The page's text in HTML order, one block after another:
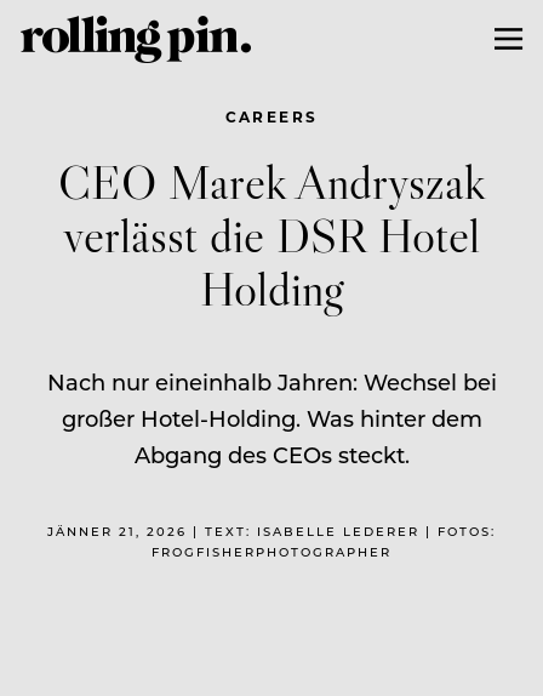
CAREERS
CEO Marek Andryszak
verlässt die DSR Hotel
Holding
Nach nur eineinhalb Jahren: Wechsel bei
großer Hotel-Holding. Was hinter dem
Abgang des CEOs steckt.
JÄNNER 21, 2026 | TEXT: ISABELLE LEDERER | FOTOS:
FROGFISHERPHOTOGRAPHER